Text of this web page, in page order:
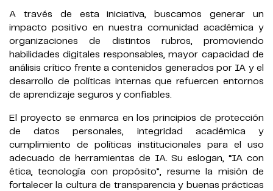
A través de esta iniciativa, buscamos generar un
impacto positivo en nuestra comunidad académica y
organizaciones de distintos rubros, promoviendo
habilidades digitales responsables, mayor capacidad de
análisis crítico frente a contenidos generados por IA y el
desarrollo de políticas internas que refuercen entornos
de aprendizaje seguros y confiables.
El proyecto se enmarca en los principios de protección
de datos personales, integridad académica y
cumplimiento de políticas institucionales para el uso
adecuado de herramientas de IA. Su eslogan, “IA con
ética, tecnología con propósito”, resume la misión de
fortalecer la cultura de transparencia y buenas prácticas